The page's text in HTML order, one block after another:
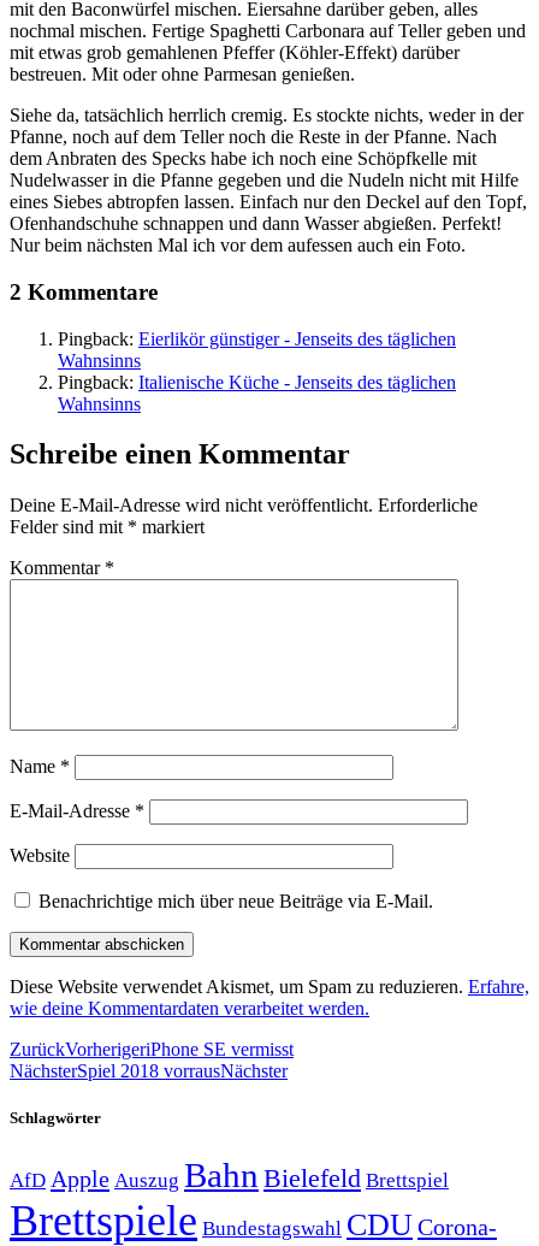
mit den Baconwürfel mischen. Eiersahne darüber geben, alles
nochmal mischen. Fertige Spaghetti Carbonara auf Teller geben und
mit etwas grob gemahlenen Pfeffer (Köhler-Effekt) darüber
bestreuen. Mit oder ohne Parmesan genießen.
Siehe da, tatsächlich herrlich cremig. Es stockte nichts, weder in der
Pfanne, noch auf dem Teller noch die Reste in der Pfanne. Nach
dem Anbraten des Specks habe ich noch eine Schöpfkelle mit
Nudelwasser in die Pfanne gegeben und die Nudeln nicht mit Hilfe
eines Siebes abtropfen lassen. Einfach nur den Deckel auf den Topf,
Ofenhandschuhe schnappen und dann Wasser abgießen. Perfekt!
Nur beim nächsten Mal ich vor dem aufessen auch ein Foto.
2 Kommentare
Pingback: Eierlikör günstiger - Jenseits des täglichen
Wahnsinns
Pingback: Italienische Küche - Jenseits des täglichen
Wahnsinns
Schreibe einen Kommentar
Deine E-Mail-Adresse wird nicht veröffentlicht. Erforderliche
Felder sind mit * markiert
Kommentar *
Name *
E-Mail-Adresse *
Website
Benachrichtige mich über neue Beiträge via E-Mail.
Diese Website verwendet Akismet, um Spam zu reduzieren. Erfahre,
wie deine Kommentardaten verarbeitet werden.
ZurückVorherigeriPhone SE vermisst
NächsterSpiel 2018 vorrausNächster
Schlagwörter
AfD Apple Auszug Bahn Bielefeld Brettspiel
Brettspiele Bundestagswahl CDUCorona-